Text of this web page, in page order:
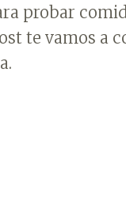
probar
te vamos a